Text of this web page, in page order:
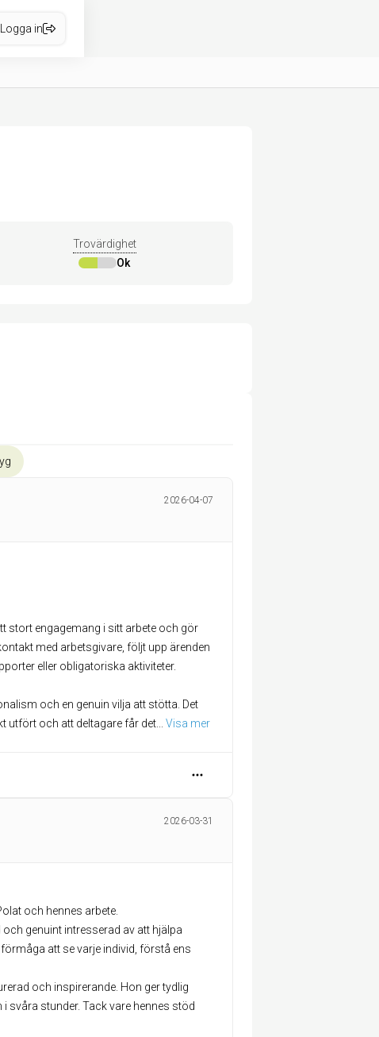
Logga in
Trovärdighet
Ok
2026-04-07
stort engagemang i sitt arbete och gör
med arbetsgivare, följt upp ärenden
eller obligatoriska aktiviteter.
och en genuin vilja att stötta. Det
utfört och att deltagare får det
Visa mer
2026-03-31
och hennes arbete.
genuint intresserad av att hjälpa
att se varje individ, förstå ens
och inspirerande. Hon ger tydlig
svåra stunder. Tack vare hennes stöd